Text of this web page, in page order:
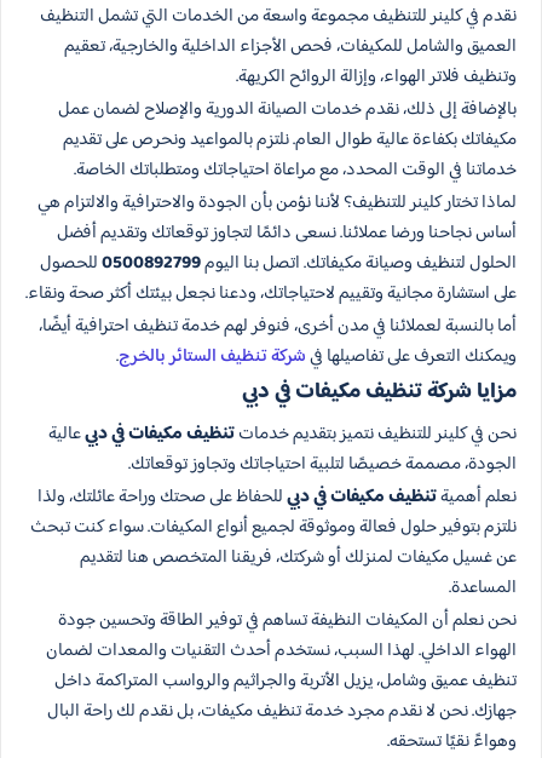
نقدم في كلينر للتنظيف مجموعة واسعة من الخدمات التي تشمل التنظيف
العميق والشامل للمكيفات، فحص الأجزاء الداخلية والخارجية، تعقيم
وتنظيف فلاتر الهواء، وإزالة الروائح الكريهة.
بالإضافة إلى ذلك، نقدم خدمات الصيانة الدورية والإصلاح لضمان عمل
مكيفاتك بكفاءة عالية طوال العام. نلتزم بالمواعيد ونحرص على تقديم
خدماتنا في الوقت المحدد، مع مراعاة احتياجاتك ومتطلباتك الخاصة.
لماذا تختار كلينر للتنظيف؟ لأننا نؤمن بأن الجودة والاحترافية والالتزام هي
أساس نجاحنا ورضا عملائنا. نسعى دائمًا لتجاوز توقعاتك وتقديم أفضل
الحلول لتنظيف وصيانة مكيفاتك. اتصل بنا اليوم0500892799للحصول
على استشارة مجانية وتقييم لاحتياجاتك، ودعنا نجعل بيئتك أكثر صحة ونقاء.
أما بالنسبة لعملائنا في مدن أخرى، فنوفر لهم خدمة تنظيف احترافية أيضًا،
ويمكنك التعرف على تفاصيلها فيشركة تنظيف الستائر بالخرج.
مزايا شركة تنظيف مكيفات في دبي
نحن في كلينر للتنظيف نتميز بتقديم خدماتتنظيف مكيفات في دبيعالية
الجودة، مصممة خصيصًا لتلبية احتياجاتك وتجاوز توقعاتك.
نعلم أهميةتنظيف مكيفات في دبيللحفاظ على صحتك وراحة عائلتك، ولذا
نلتزم بتوفير حلول فعالة وموثوقة لجميع أنواع المكيفات. سواء كنت تبحث
عن غسيل مكيفات لمنزلك أو شركتك، فريقنا المتخصص هنا لتقديم
المساعدة.
نحن نعلم أن المكيفات النظيفة تساهم في توفير الطاقة وتحسين جودة
الهواء الداخلي. لهذا السبب، نستخدم أحدث التقنيات والمعدات لضمان
تنظيف عميق وشامل، يزيل الأتربة والجراثيم والرواسب المتراكمة داخل
جهازك. نحن لا نقدم مجرد خدمة تنظيف مكيفات، بل نقدم لك راحة البال
وهواءً نقيًا تستحقه.